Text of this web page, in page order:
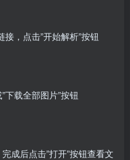
，点击”开始解析”按钮
下载全部图片”按钮
成后点击”打开”按钮查看文